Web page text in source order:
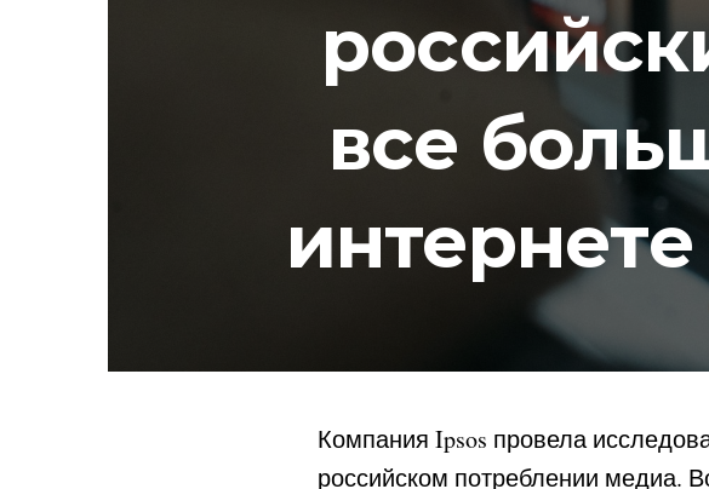
все
Компания Ipsos провела
российском потреблении медиа.